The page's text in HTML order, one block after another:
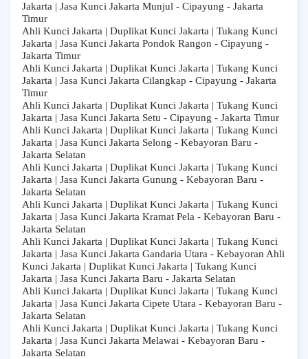
Jakarta | Jasa Kunci Jakarta Munjul - Cipayung - Jakarta
Timur
Ahli Kunci Jakarta | Duplikat Kunci Jakarta | Tukang Kunci
Jakarta | Jasa Kunci Jakarta Pondok Rangon - Cipayung -
Jakarta Timur
Ahli Kunci Jakarta | Duplikat Kunci Jakarta | Tukang Kunci
Jakarta | Jasa Kunci Jakarta Cilangkap - Cipayung - Jakarta
Timur
Ahli Kunci Jakarta | Duplikat Kunci Jakarta | Tukang Kunci
Jakarta | Jasa Kunci Jakarta Setu - Cipayung - Jakarta Timur
Ahli Kunci Jakarta | Duplikat Kunci Jakarta | Tukang Kunci
Jakarta | Jasa Kunci Jakarta Selong - Kebayoran Baru -
Jakarta Selatan
Ahli Kunci Jakarta | Duplikat Kunci Jakarta | Tukang Kunci
Jakarta | Jasa Kunci Jakarta Gunung - Kebayoran Baru -
Jakarta Selatan
Ahli Kunci Jakarta | Duplikat Kunci Jakarta | Tukang Kunci
Jakarta | Jasa Kunci Jakarta Kramat Pela - Kebayoran Baru -
Jakarta Selatan
Ahli Kunci Jakarta | Duplikat Kunci Jakarta | Tukang Kunci
Jakarta | Jasa Kunci Jakarta Gandaria Utara - Kebayoran Ahli
Kunci Jakarta | Duplikat Kunci Jakarta | Tukang Kunci
Jakarta | Jasa Kunci Jakarta Baru - Jakarta Selatan
Ahli Kunci Jakarta | Duplikat Kunci Jakarta | Tukang Kunci
Jakarta | Jasa Kunci Jakarta Cipete Utara - Kebayoran Baru -
Jakarta Selatan
Ahli Kunci Jakarta | Duplikat Kunci Jakarta | Tukang Kunci
Jakarta | Jasa Kunci Jakarta Melawai - Kebayoran Baru -
Jakarta Selatan